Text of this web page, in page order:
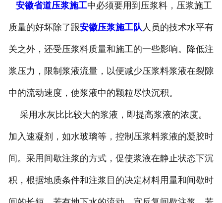
安徽高速搅拌设备
安徽公路钻孔设备
安徽省道压浆施工中必须要用到压浆料，压浆施工
质量的好坏除了跟安徽压浆施工队人员的技术水平有
关之外，还受压浆料质量和施工的一些影响。降低注
浆压力，限制浆液流量，以便减少压浆料浆液在裂隙
中的流动速度，使浆液中的颗粒尽快沉积。
采用水灰比比较大的浆液，即提高浆液的浓度。
加入速凝剂，如水玻璃等，控制压浆料浆液的凝胶时
间。采用间歇注浆的方式，促使浆液在静止状态下沉
积，根据地质条件和注浆目的决定材料用量和间歇时